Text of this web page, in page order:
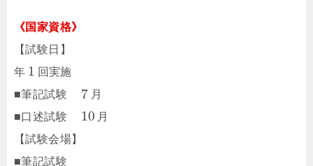
《国家資格》
【試験日】
年 1 回実施
■筆記試験
7 月
■口述試験
10 月
【試験会場】
■筆記試験